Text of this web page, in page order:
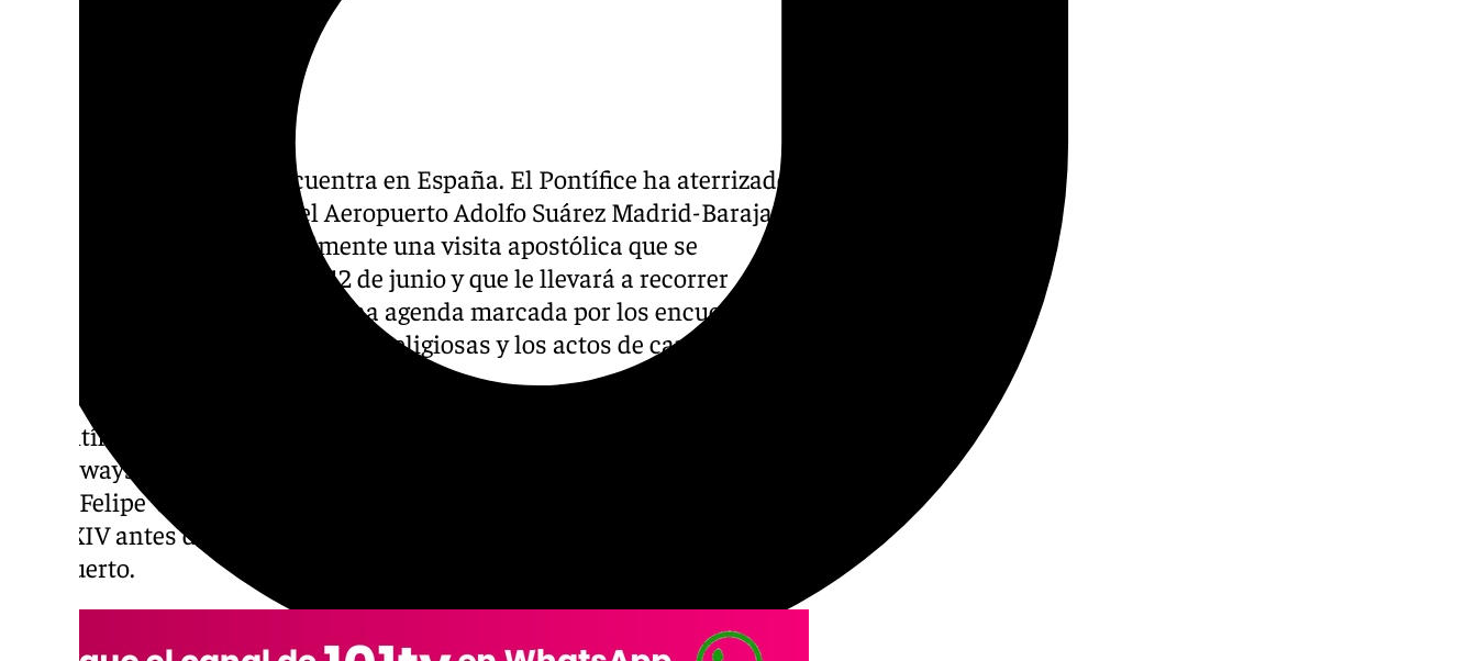
El Papa León XIV ya se encuentra en España. El Pontífice ha aterrizado
este sábado, 6 de junio, en el Aeropuerto Adolfo Suárez Madrid-Barajas,
donde ha comenzado oficialmente una visita apostólica que se
prolongará hasta el próximo 12 de junio y que le llevará a recorrer
distintos puntos del país con una agenda marcada por los encuentros
institucionales, las celebraciones religiosas y los actos de carácter
El Pontífice ha llegado a Madrid a las 10.15 horas a bordo de un vuelo de
Ita Airways procedente de Roma. A pie de avión ha sido recibido por los
Reyes Felipe VI y Letizia, que han mantenido una breve conversación con
León XIV antes de saludar al resto de autoridades presentes en el
aeropuerto.